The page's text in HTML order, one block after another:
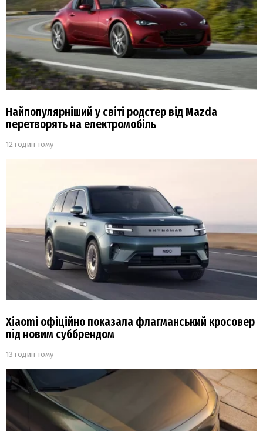
Найпопулярніший у світі родстер від Mazda
перетворять на електромобіль
12 годин тому
Xiaomi офіційно показала флагманський кросовер
під новим суббрендом
13 годин тому